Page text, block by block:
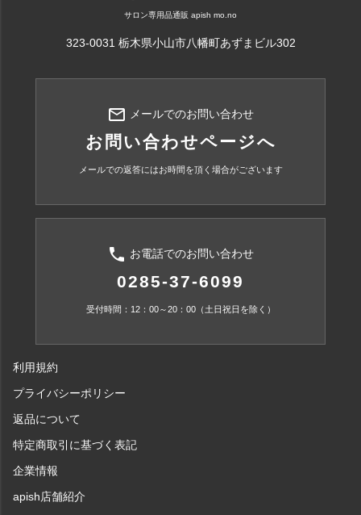
サロン専用品通販 apish mo.no
323-0031 栃木県小山市八幡町あずまビル302
mail_outline メールでのお問い合わせ
お問い合わせページへ
メールでの返答にはお時間を頂く場合がございます
phone お電話でのお問い合わせ
0285-37-6099
受付時間：12：00～20：00（土日祝日を除く）
利用規約
プライバシーポリシー
返品について
特定商取引に基づく表記
企業情報
apish店舗紹介